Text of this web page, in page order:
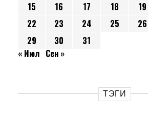
15
16 17 18 19
22
23 24 25 26
29
30
31
« Июл Сен »
ТЭГИ